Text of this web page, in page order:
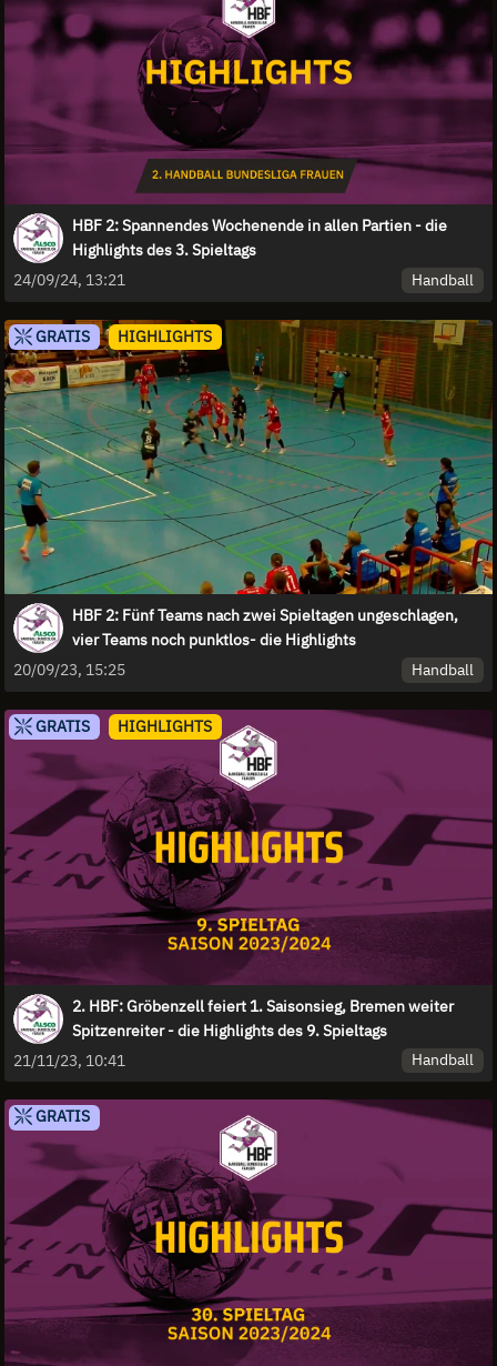
HBF 2: Spannendes Wochenende in allen Partien - die
Highlights des 3. Spieltags
24/09/24, 13:21
Handball
GRATIS HIGHLIGHTS
HBF 2: Fünf Teams nach zwei Spieltagen ungeschlagen,
vier Teams noch punktlos- die Highlights
20/09/23, 15:25
Handball
GRATIS HIGHLIGHTS
2. HBF: Gröbenzell feiert 1. Saisonsieg, Bremen weiter
Spitzenreiter - die Highlights des 9. Spieltags
21/11/23, 10:41
Handball
GRATIS